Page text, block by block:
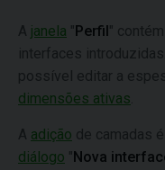
A janela "Perfil"
interfaces
possível editar a
dimensões ativas
A adição de camadas
diálogo "Nova